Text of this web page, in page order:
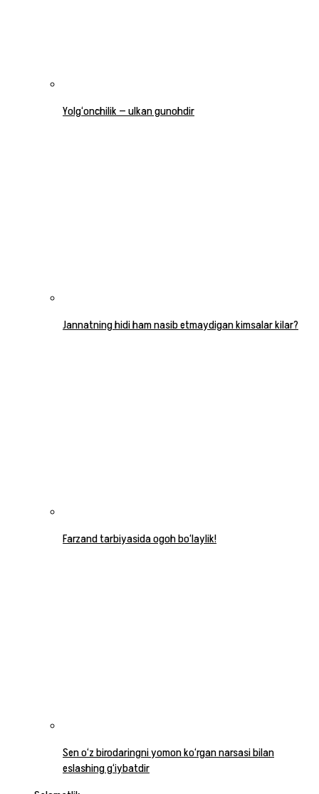
Yolg‘onchilik — ulkan gunohdir
Jannatning hidi ham nasib etmaydigan kimsalar kilar?
Farzand tarbiyasida ogoh bo‘laylik!
Sen o‘z birodaringni yomon ko‘rgan narsasi bilan
eslashing g‘iybatdir